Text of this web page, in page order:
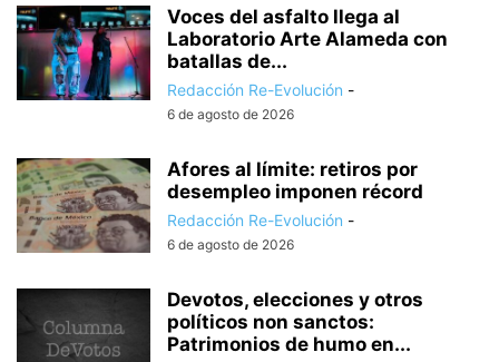
Voces del asfalto llega al
Laboratorio Arte Alameda con
batallas de...
Redacción Re-Evolución -
6 de agosto de 2026
Afores al límite: retiros por
desempleo imponen récord
Redacción Re-Evolución -
6 de agosto de 2026
Devotos, elecciones y otros
políticos non sanctos:
Patrimonios de humo en...